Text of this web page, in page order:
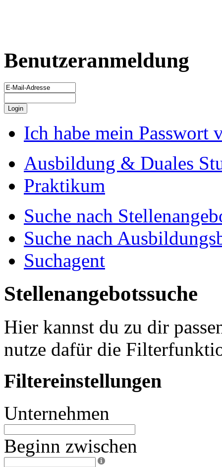
Benutzeranmeldung
Ich habe mein Passwort
Ausbildung & Duales
Praktikum
Suche nach
Suche nach
Suchagent
Stellenangebotssuche
Hier kannst du zu dir
nutze dafür die
Filtereinstellungen
Unternehmen
Beginn zwischen